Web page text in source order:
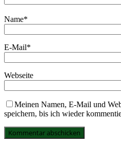
Name*
E-Mail*
Webseite
Meinen Namen, E-Mail und
speichern, bis ich wieder